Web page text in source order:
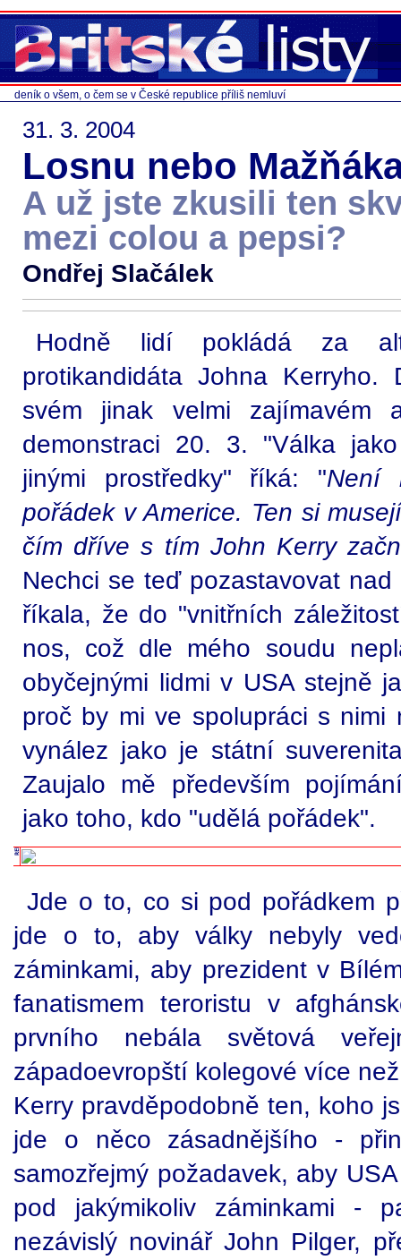
deník o všem, o čem se v České republice příliš nemluví
31. 3. 2004
Losnu nebo
A už jste zkusili ten
mezi colou a pepsi?
Ondřej Slačálek
Hodně lidí pokládá za
protikandidáta Johna
svém jinak velmi zajímavém
demonstraci 20. 3. "Válka
jinými prostředky" říká: "Není
pořádek v Americe. Ten si
čím dříve s tím John Kerry
Nechci se teď pozastavovat
říkala, že do "vnitřních
nos, což dle mého soudu
obyčejnými lidmi v USA stejně
proč by mi ve spolupráci s nimi
vynález jako je státní
Zaujalo mě především
jako toho, kdo "udělá pořádek".
Jde o to, co si pod pořádkem
jde o to, aby války nebyly
záminkami, aby prezident v
fanatismem teroristu v
prvního nebála světová
západoevropští kolegové více
Kerry pravděpodobně ten, koho
jde o něco zásadnějšího -
samozřejmý požadavek, aby
pod jakýmikoliv záminkami -
nezávislý novinář John Pilger,